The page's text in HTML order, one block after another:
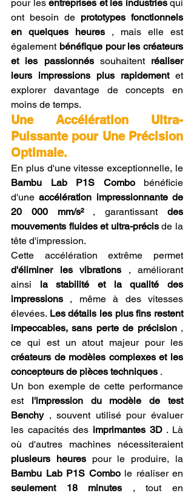
pour les entreprises et les industries qui
ont besoin de prototypes fonctionnels
en quelques heures , mais elle est
également bénéfique pour les créateurs
et les passionnés souhaitent réaliser
leurs impressions plus rapidement et
explorer davantage de concepts en
moins de temps.
Une Accélération Ultra-
Puissante pour Une Précision
Optimale.
Bambu Lab P1S Combo bénéficie
d'une accélération impressionnante de
20 000 mm/s² , garantissant des
mouvements fluides et ultra-précis de la
tête d'impression.
Cette accélération extrême permet
d'éliminer les vibrations , améliorant
ainsi la stabilité et la qualité des
impressions , même à des vitesses
élevées. Les détails les plus fins restent
impeccables, sans perte de précision ,
créateurs de modèles complexes et les
concepteurs de pièces techniques .
Un bon exemple de cette performance
est l'impression du modèle de test
Benchy , souvent utilisé pour évaluer
les capacités des imprimantes 3D . Là
où d'autres machines nécessiteraient
plusieurs heures
Bambu Lab P1S Combo
seulement 18 minutes , tout en